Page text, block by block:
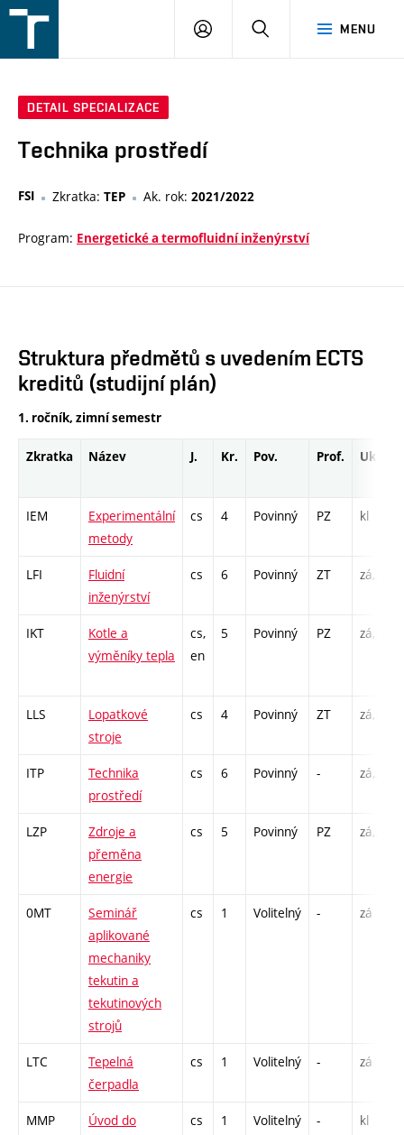
v
MENU
PŘIHLÁŠENÍ
DETAIL SPECIALIZACE
Technika prostředí
FSI Zkratka: TEP Ak. rok: 2021/2022
Program: Energetické a termofluidní inženýrství
Struktura předmětů s uvedením ECTS
kreditů (studijní plán)
1. ročník, zimní semestr
Zkratka Název J. Kr. Pov. Prof. Uk.
IEM
Experimentální
metody
cs 4 Povinný PZ kl
LFI
Fluidní
inženýrství
cs 6 Povinný ZT zá,zk
IKT
Kotle a
výměníky tepla
cs,
en
5 Povinný PZ zá,zk
LLS
Lopatkové
stroje
cs 4 Povinný ZT zá,zk
ITP
Technika
prostředí
cs 6 Povinný - zá,zk
LZP
Zdroje a
přeměna
energie
cs 5 Povinný PZ zá,zk
0MT
Seminář
aplikované
mechaniky
tekutin a
tekutinových
strojů
cs 1 Volitelný - zá
LTC
Tepelná
čerpadla
cs 1 Volitelný - zá
MMP
Úvod do
cs 1 Volitelný - kl